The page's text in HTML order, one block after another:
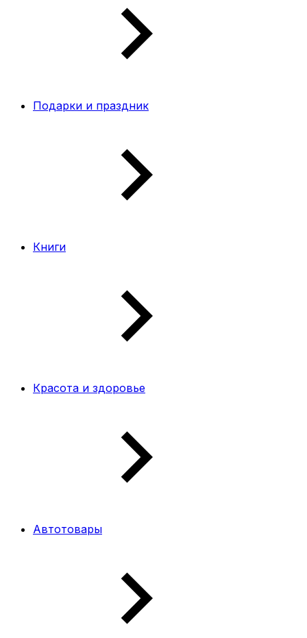
Подарки и праздник
Книги
Красота и здоровье
Автотовары